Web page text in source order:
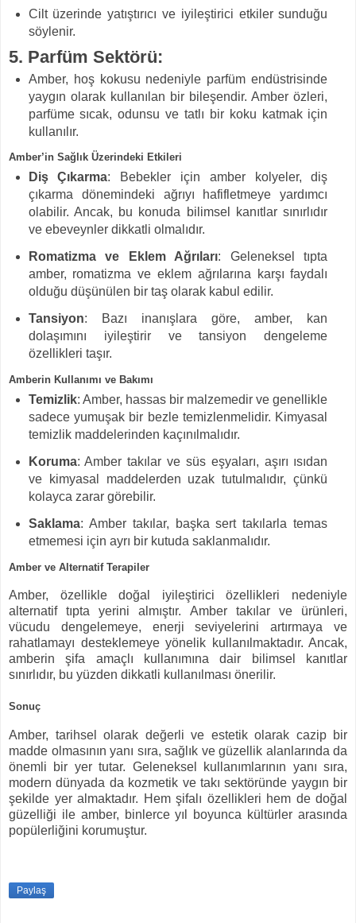
Cilt üzerinde yatıştırıcı ve iyileştirici etkiler sunduğu
söylenir.
5. Parfüm Sektörü:
Amber, hoş kokusu nedeniyle parfüm endüstrisinde
yaygın olarak kullanılan bir bileşendir. Amber özleri,
parfüme sıcak, odunsu ve tatlı bir koku katmak için
kullanılır.
Amber’in Sağlık Üzerindeki Etkileri
Diş Çıkarma: Bebekler için amber kolyeler, diş
çıkarma dönemindeki ağrıyı hafifletmeye yardımcı
olabilir. Ancak, bu konuda bilimsel kanıtlar sınırlıdır
ve ebeveynler dikkatli olmalıdır.
Romatizma ve Eklem Ağrıları: Geleneksel tıpta
amber, romatizma ve eklem ağrılarına karşı faydalı
olduğu düşünülen bir taş olarak kabul edilir.
Tansiyon: Bazı inanışlara göre, amber, kan
dolaşımını iyileştirir ve tansiyon dengeleme
özellikleri taşır.
Amberin Kullanımı ve Bakımı
Temizlik: Amber, hassas bir malzemedir ve genellikle
sadece yumuşak bir bezle temizlenmelidir. Kimyasal
temizlik maddelerinden kaçınılmalıdır.
Koruma: Amber takılar ve süs eşyaları, aşırı ısıdan
ve kimyasal maddelerden uzak tutulmalıdır, çünkü
kolayca zarar görebilir.
Saklama: Amber takılar, başka sert takılarla temas
etmemesi için ayrı bir kutuda saklanmalıdır.
Amber ve Alternatif Terapiler
Amber, özellikle doğal iyileştirici özellikleri nedeniyle
alternatif tıpta yerini almıştır. Amber takılar ve ürünleri,
vücudu dengelemeye, enerji seviyelerini artırmaya ve
rahatlamayı desteklemeye yönelik kullanılmaktadır. Ancak,
amberin şifa amaçlı kullanımına dair bilimsel kanıtlar
sınırlıdır, bu yüzden dikkatli kullanılması önerilir.
Sonuç
Amber, tarihsel olarak değerli ve estetik olarak cazip bir
madde olmasının yanı sıra, sağlık ve güzellik alanlarında da
önemli bir yer tutar. Geleneksel kullanımlarının yanı sıra,
modern dünyada da kozmetik ve takı sektöründe yaygın bir
şekilde yer almaktadır. Hem şifalı özellikleri hem de doğal
güzelliği ile amber, binlerce yıl boyunca kültürler arasında
popülerliğini korumuştur.
Paylaş